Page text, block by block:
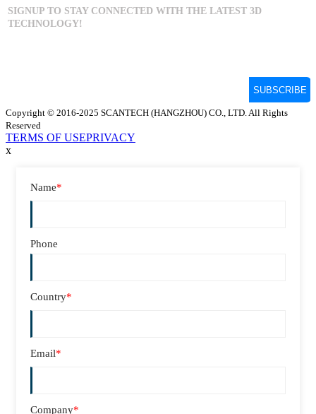
Copyright © 2016-2025 SCANTECH (HANGZHOU) CO., LTD. All Rights
Reserved
TERMS OF USEPRIVACY
x
Name*
Phone
Country*
Email*
Company*